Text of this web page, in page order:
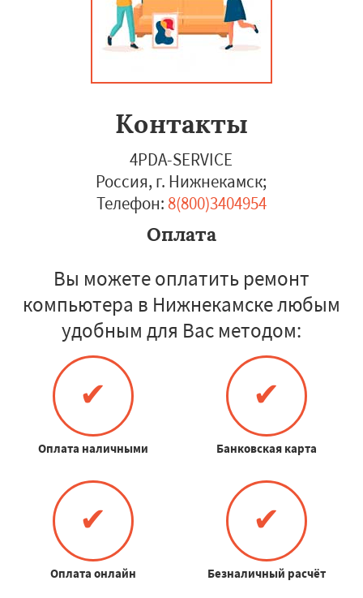
Контакты
4PDA-SERVICE
Россия, г. Нижнекамск;
Телефон: 8(800)3404954
Оплата
Вы можете оплатить ремонт
компьютера в Нижнекамске любым
удобным для Вас методом:
✔
Оплата наличными
✔
Банковская карта
✔
Оплата онлайн
✔
Безналичный расчёт